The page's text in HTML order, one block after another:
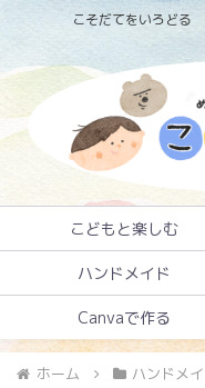
こそだてをいろど
こどもと楽しむ
ハンドメイド
Canvaで作る
ホーム ハンドメ